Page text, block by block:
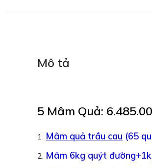
Mô tả
5 Mâm Quả:
Mâm quả trầu cau (65
Mâm 6kg quýt